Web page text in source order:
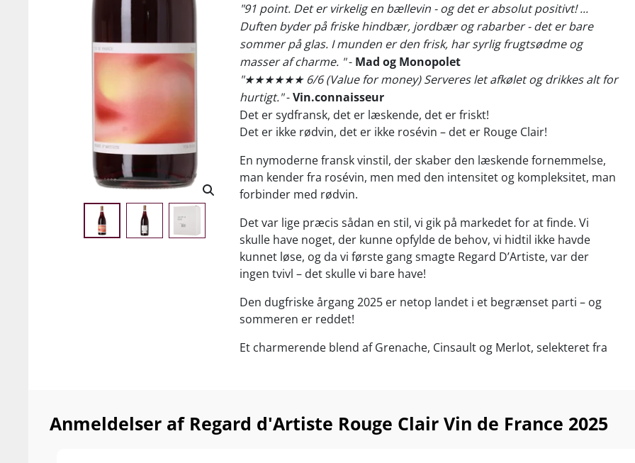
"91 point. Det er virkelig en bællevin - og det er absolut positivt! ...
Duften byder på friske hindbær, jordbær og rabarber - det er bare
sommer på glas. I munden er den frisk, har syrlig frugtsødme og
masser af charme. "- Mad og Monopolet
"★★★★★★ 6/6 (Value for money) Serveres let afkølet og drikkes alt for
hurtigt."-Vin.connaisseur
Det er sydfransk, det er læskende, det er friskt!
Det er ikke rødvin, det er ikke rosévin – det er Rouge Clair!
En nymoderne fransk vinstil, der skaber den læskende fornemmelse,
man kender fra rosévin, men med den intensitet og kompleksitet, man
forbinder med rødvin.
Det var lige præcis sådan en stil, vi gik på markedet for at finde. Vi
skulle have noget, der kunne opfylde de behov, vi hidtil ikke havde
kunnet løse, og da vi første gang smagte Regard D’Artiste, var der
ingen tvivl – det skulle vi bare have!
Den dugfriske årgang 2025 er netop landet i et begrænset parti – og
sommeren er reddet!
Et charmerende blend af Grenache, Cinsault og Merlot, selekteret fra
du har smagt …
Anmeldelser af Regard d'Artiste Rouge Clair Vin de France 2025